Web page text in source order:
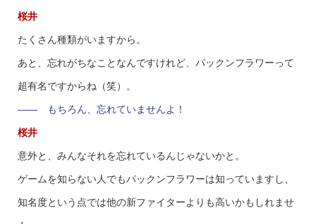
桜井
たくさん種類がいますから。
あと、忘れがちなことなんですけれど、パックンフラワーって
超有名ですからね（笑）。
—— もちろん、忘れていませんよ！
桜井
意外と、みんなそれを忘れているんじゃないかと。
ゲームを知らない人でもパックンフラワーは知っていますし、
知名度という点では他の新ファイターよりも高いかもしれませ